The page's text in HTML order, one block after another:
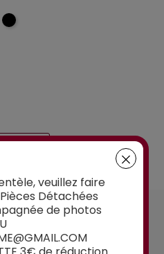
?
nous
veuillez faire
Détachées
de photos